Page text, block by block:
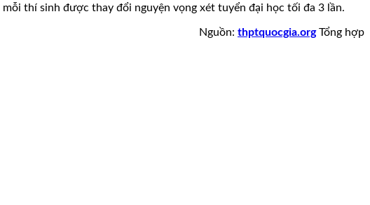
thí sinh được thay đổi nguyện vọng xét tuyển đại học tối đa 3 lần.
Nguồn: thptquocgia.orgTổng hợp